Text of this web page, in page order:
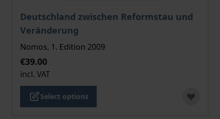
Deutschland zwischen Reformstau und
Veränderung
The price depends on the options chosen on the
Nomos, 1. Edition 2009
€39.00
incl. VAT
Select options